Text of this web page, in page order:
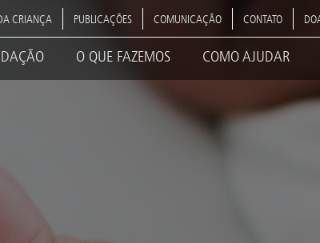
CRIANÇA PUBLICAÇÕES COMUNICAÇÃO CONTATO
O QUE FAZEMOS COMO AJUDAR